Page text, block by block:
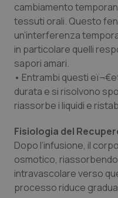
Tiroide
Tumore al seno
Tumore ovarico
Tumori del
Tumori
Ulcera & Reflusso
Vaccini
cambiamento
tessuti orali. Questo
un’interferenza
in particolare quelli
sapori amari.
• Entrambi questi
durata e si risolvono
riassorbe i liquidi e
Fisiologia del
Dopo l’infusione, il
osmotico,
intravascolare verso
processo riduce